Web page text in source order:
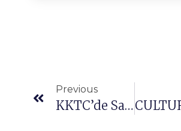
Previous
KKTC’de Satılık Evler